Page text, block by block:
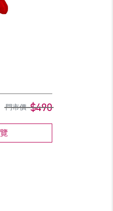
門市價 $490